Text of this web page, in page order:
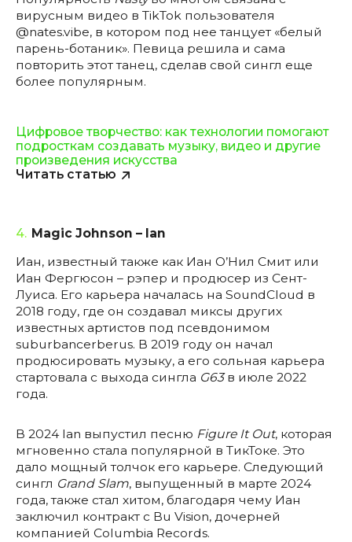
вирусным видео в TikTok пользователя
@nates.vibe, в котором под нее танцует «белый
парень-ботаник». Певица решила и сама
повторить этот танец, сделав свой сингл еще
более популярным.
Цифровое творчество: как технологии помогают
подросткам создавать музыку, видео и другие
произведения искусства
Читать статью
4. Magic Johnson – Ian
Иан, известный также как Иан О’Нил Смит или
Иан Фергюсон – рэпер и продюсер из Сент-
Луиса. Его карьера началась на SoundCloud в
2018 году, где он создавал миксы других
известных артистов под псевдонимом
suburbancerberus. В 2019 году он начал
продюсировать музыку, а его сольная карьера
стартовала с выхода сингла G63в июле 2022
года.
В 2024 Ian выпустил песню Figure It Out, которая
мгновенно стала популярной в ТикТоке. Это
дало мощный толчок его карьере. Следующий
сингл Grand Slam, выпущенный в марте 2024
года, также стал хитом, благодаря чему Иан
заключил контракт с Bu Vision, дочерней
компанией Columbia Records.